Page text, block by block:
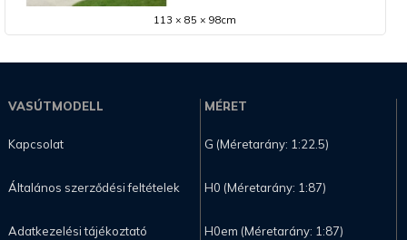
113 × 85 × 98cm
VASÚTMODELL
Kapcsolat
Általános szerződési feltételek
Adatkezelési tájékoztató
MÉRET
G (Méretarány: 1:22.5)
H0 (Méretarány: 1:87)
H0em (Méretarány: 1:87)